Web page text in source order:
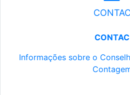
CONTAC
CONTAC
Informações sobre o